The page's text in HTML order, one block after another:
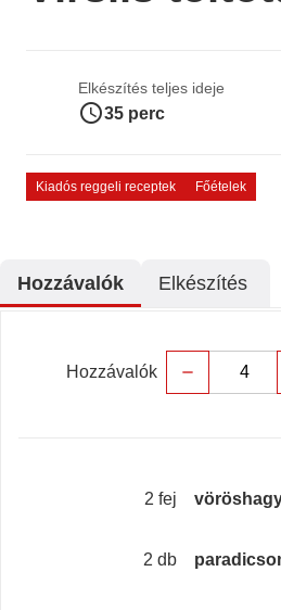
Elkészítés teljes ideje
access_time35 perc
Kiadós reggeli receptek Főételek
Hozzávalók Elkészítés
Hozzávalók remove
2 fej
2 db